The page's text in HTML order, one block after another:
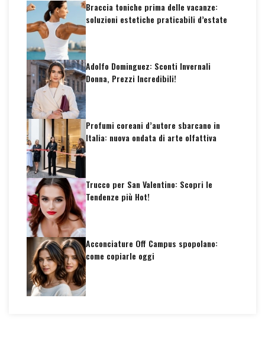
Braccia toniche prima delle vacanze:
soluzioni estetiche praticabili d’estate
Adolfo Dominguez: Sconti Invernali
Donna, Prezzi Incredibili!
Profumi coreani d’autore sbarcano in
Italia: nuova ondata di arte olfattiva
Trucco per San Valentino: Scopri le
Tendenze più Hot!
Acconciature Off Campus spopolano:
come copiarle oggi